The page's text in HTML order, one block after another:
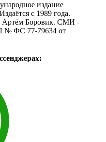
издание
с 1989 года.
Артём Боровик. CМИ -
№ ФС 77-79634 от